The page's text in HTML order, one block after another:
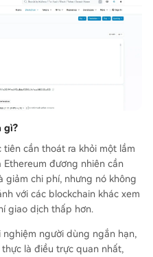
gì?
tiên cần thoát ra khỏi một lầm
đương nhiên cần
giảm chi phí, nhưng nó không
với các blockchain khác xem
giao dịch thấp hơn.
nghiệm người dùng ngắn hạn,
là điều trực quan nhất,